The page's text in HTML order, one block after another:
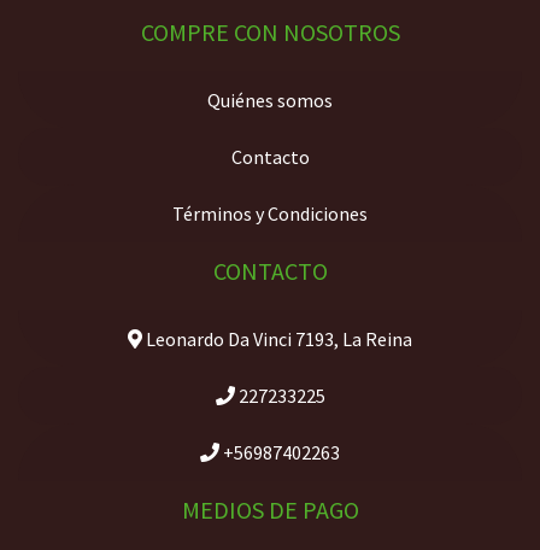
COMPRE CON NOSOTROS
Quiénes somos
Contacto
Términos y Condiciones
CONTACTO
Leonardo Da Vinci 7193, La Reina
227233225
+56987402263
MEDIOS DE PAGO